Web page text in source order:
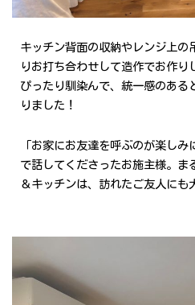
キッチン背面の収納やレンジ上の
りお打ち合わせして造作でお作り
ぴったり馴染んで、統一感のある
りました！
「お家にお友達を呼ぶのが楽し
で話してくださったお施主様。 ま
＆キッチンは、訪れたご友人に